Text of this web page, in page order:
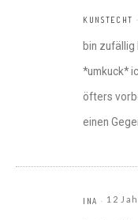
KUNSTECHT
bin zufällig
*umkuck*
öfters
einen
INA 12